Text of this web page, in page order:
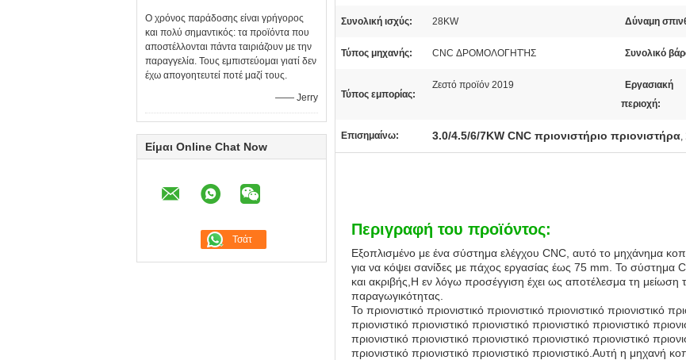
Ο χρόνος παράδοσης είναι γρήγορος
και πολύ σημαντικός: τα προϊόντα που
αποστέλλονται πάντα ταιριάζουν με την
παραγγελία. Τους εμπιστεύομαι γιατί δεν
έχω απογοητευτεί ποτέ μαζί τους.
—— Jerry
Είμαι Online Chat Now
Συνολική ισχύς: 28KW Δύναμη
Τύπος μηχανής: CNC ΔΡΟΜΟΛΟΓΗΤΉΣ Συνολικό
Τύπος εμπορίας:
Ζεστό προϊόν 2019
Εργασιακή
περιοχή:
Επισημαίνω: 3.0/4.5/6/7KW CNC πριονιστήριο πριονιστήρα,
Περιγραφή του προϊόντος:
Εξοπλισμένο με ένα σύστημα ελέγχου CNC, αυτό το μηχάνημα
για να κόψει σανίδες με πάχος εργασίας έως 75 mm. Το σύστημα
και ακριβής,Η εν λόγω προσέγγιση έχει ως αποτέλεσμα τη μείωση
παραγωγικότητας.
Το πριονιστικό πριονιστικό πριονιστικό πριονιστικό πριονιστικό
πριονιστικό πριονιστικό πριονιστικό πριονιστικό πριονιστικό
πριονιστικό πριονιστικό πριονιστικό πριονιστικό πριονιστικό
πριονιστικό πριονιστικό πριονιστικό πριονιστικό.Αυτή η μηχανή